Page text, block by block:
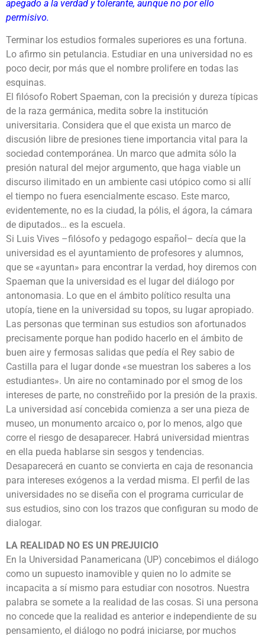
apegado a la verdad y tolerante, aunque no por ello
permisivo.
Terminar los estudios formales superiores es una fortuna.
Lo afirmo sin petulancia. Estudiar en una universidad no es
poco decir, por más que el nombre prolifere en todas las
esquinas.
El filósofo Robert Spaeman, con la precisión y dureza típicas
de la raza germánica, medita sobre la institución
universitaria. Considera que el que exista un marco de
discusión libre de presiones tiene importancia vital para la
sociedad contemporánea. Un marco que admita sólo la
presión natural del mejor argumento, que haga viable un
discurso ilimitado en un ambiente casi utópico como si allí
el tiempo no fuera esencialmente escaso. Este marco,
evidentemente, no es la ciudad, la pólis, el ágora, la cámara
de diputados… es la escuela.
Si Luis Vives –filósofo y pedagogo español– decía que la
universidad es el ayuntamiento de profesores y alumnos,
que se «ayuntan» para encontrar la verdad, hoy diremos con
Spaeman que la universidad es el lugar del diálogo por
antonomasia. Lo que en el ámbito político resulta una
utopía, tiene en la universidad su topos, su lugar apropiado.
Las personas que terminan sus estudios son afortunados
precisamente porque han podido hacerlo en el ámbito de
buen aire y fermosas salidas que pedía el Rey sabio de
Castilla para el lugar donde «se muestran los saberes a los
estudiantes». Un aire no contaminado por el smog de los
intereses de parte, no constreñido por la presión de la praxis.
La universidad así concebida comienza a ser una pieza de
museo, un monumento arcaico o, por lo menos, algo que
corre el riesgo de desaparecer. Habrá universidad mientras
en ella pueda hablarse sin sesgos y tendencias.
Desaparecerá en cuanto se convierta en caja de resonancia
para intereses exógenos a la verdad misma. El perfil de las
universidades no se diseña con el programa curricular de
sus estudios, sino con los trazos que configuran su modo de
dialogar.
LA REALIDAD NO ES UN PREJUICIO
En la Universidad Panamericana (UP) concebimos el diálogo
como un supuesto inamovible y quien no lo admite se
incapacita a sí mismo para estudiar con nosotros. Nuestra
palabra se somete a la realidad de las cosas. Si una persona
no concede que la realidad es anterior e independiente de su
pensamiento, el diálogo no podrá iniciarse, por muchos